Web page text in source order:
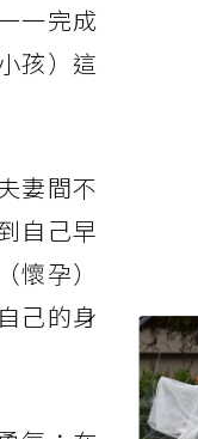
一完成
孩）這
妻間不
自己早
孕）
己的身